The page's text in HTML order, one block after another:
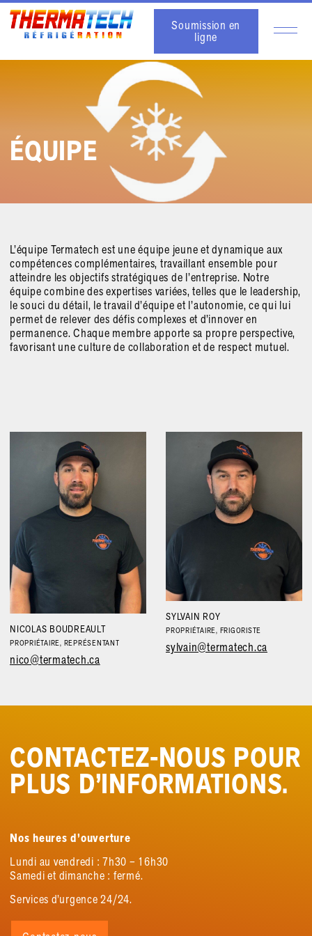
Soumission en
ligne
ÉQUIPE
L’équipe Termatech est une équipe jeune et dynamique aux
compétences complémentaires, travaillant ensemble pour
atteindre les objectifs stratégiques de l’entreprise. Notre
équipe combine des expertises variées, telles que le leadership,
le souci du détail, le travail d’équipe et l’autonomie, ce qui lui
permet de relever des défis complexes et d’innover en
permanence. Chaque membre apporte sa propre perspective,
favorisant une culture de collaboration et de respect mutuel.
NICOLAS BOUDREAULT
PROPRIÉTAIRE, REPRÉSENTANT
nico@termatech.ca
SYLVAIN ROY
PROPRIÉTAIRE, FRIGORISTE
sylvain@termatech.ca
CONTACTEZ-NOUS POUR
PLUS D’INFORMATIONS.
Nos heures d’ouverture
Lundi au vendredi : 7h30 – 16h30
Samedi et dimanche : fermé.
Services d’urgence 24/24.